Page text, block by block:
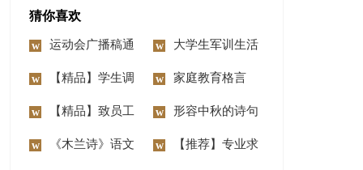
猜你喜欢
运动会广播稿通
用15篇
大学生军训生活
心得体会
【精品】学生调
查报告集合六篇
家庭教育格言
【精品】致员工
家属的慰问信3篇
形容中秋的诗句
《木兰诗》语文 【推荐】专业求